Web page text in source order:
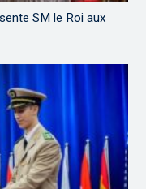
SM le Roi aux